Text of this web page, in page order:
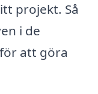
projekt. Så
i de
att göra